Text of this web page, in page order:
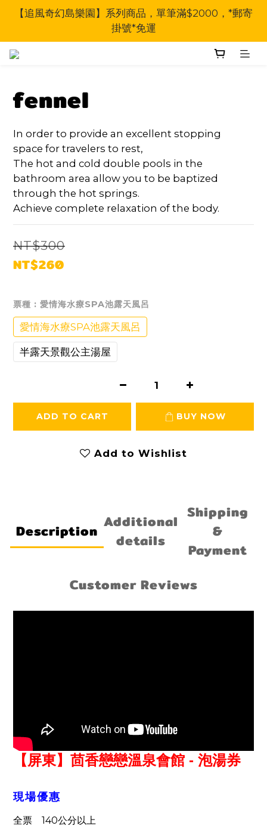
【追風奇幻島樂園】系列商品，單筆滿$2000，*郵寄
掛號*免運
fennel
In order to provide an excellent stopping
space for travelers to rest,
The hot and cold double pools in the
bathroom area allow you to be baptized
through the hot springs.
Achieve complete relaxation of the body.
NT$300
NT$260
票種 : 愛情海水療SPA池露天風呂
愛情海水療SPA池露天風呂
半露天景觀公主湯屋
ADD TO CART BUY NOW
Add to Wishlist
Description Additional
details
Shipping
&
Payment
Customer Reviews
【屏東】茴香戀戀溫泉會館 - 泡湯券
現場優惠
全票 140公分以上